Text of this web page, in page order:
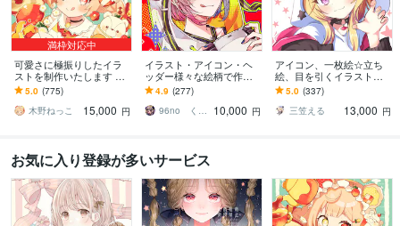
満枠対応中
可愛さに極振りしたイラ
ストを制作いたします ★
商用利用＆二次利用込
み！ミニキャラは小物２
点まで無料！★
5.0 (775)
木野ねっこ
15,000 円
イラスト・アイコン・ヘ
ッダー様々な絵柄で作成
します 商用可！似顔絵・
ブログ・インスタ・動画
配信サムネ等用途様々！
4.9 (277)
96no くろの
10,000 円
アイコン、一枚絵☆立ち
絵、目を引くイラスト描
きます イリアム、サム
ネ、live2D、YouTube、歌
ってみたも
5.0 (337)
三笠える
13,000 円
お気に入り登録が多いサービス